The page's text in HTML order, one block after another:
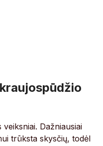
Dažniausiai
trūksta skysčių, todėl